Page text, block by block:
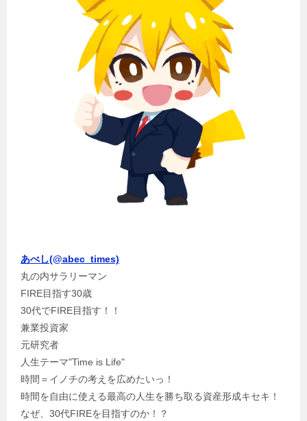
あべし(@abec_times)
丸の内サラリーマン
FIRE目指す30歳
30代でFIRE目指す！！
兼業投資家
元研究者
人生テーマ"Time is Life"
時間＝イノチの考えを広めたいっ！
時間を自由に使える最高の人生を勝ち取る資産形成キセキ！
なぜ、30代FIREを目指すのか！？